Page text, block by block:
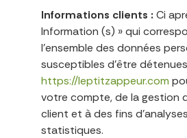
Informations clients : Ci
Information (s) » qui
l’ensemble des données
susceptibles d’être
https://leptitzappeur.com
votre compte, de la gestion
client et à des fins
statistiques.